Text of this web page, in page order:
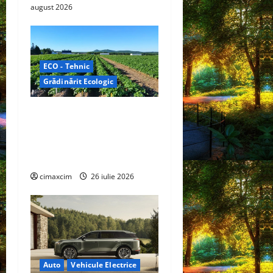
august 2026
ECO - Tehnic
Grădinărit Ecologic
cimaxcim 26 iulie 2026
Auto Vehicule Electrice